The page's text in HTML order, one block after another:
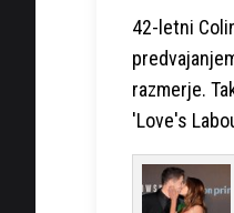
42-letni
razmerje.
'Love's